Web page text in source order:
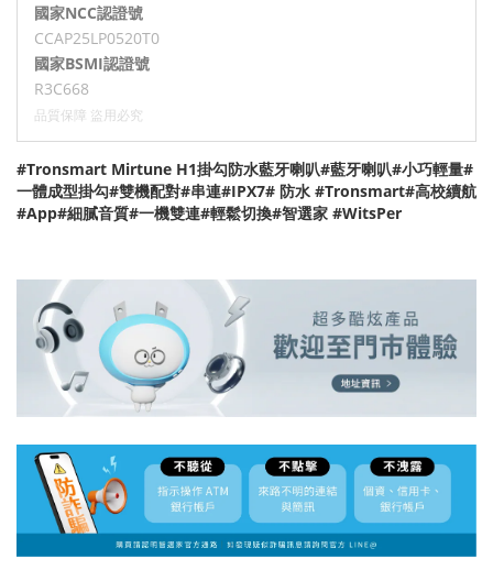
國家NCC認證號
CCAP25LP0520T0
國家BSMI認證號
R3C668
品質保障 盜用必究
#Tronsmart Mirtune H1掛勾防水藍牙喇叭#藍牙喇叭#小巧輕量#
一體成型掛勾#雙機配對#串連#IPX7# 防水 #Tronsmart#高校續航
#App#細膩音質#一機雙連#輕鬆切換#智選家 #WitsPer